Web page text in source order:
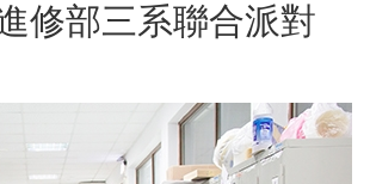
修部三系聯合派對